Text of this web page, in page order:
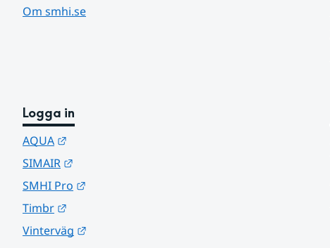
Om smhi.se
Logga in
AQUA
SIMAIR
SMHI Pro
Timbr
Vinterväg